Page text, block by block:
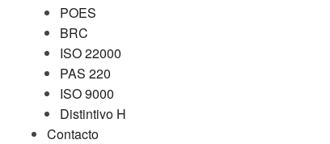
POES
BRC
ISO 22000
PAS 220
ISO 9000
Distintivo H
Contacto